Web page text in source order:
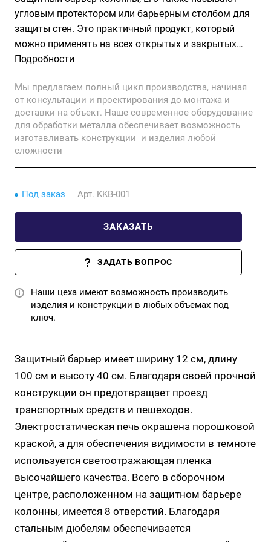
угловым протектором или барьерным столбом для
защиты стен. Это практичный продукт, который
можно применять на всех открытых и закрытых
автостоянках, входах в здания, витринах магазинов
несчастные случаи и снизить риск удара о стену.
Этот продукт особенно предпочтителен из-за
несчастных случаев на рабочих местах. Труба
диаметром 60 мм и толщиной 2,5 мм никогда не
сгибается и не перекручивается благодаря своей
прочной конструкции.
Подробности
Мы предлагаем полный цикл производства, начиная
от консультации и проектирования до монтажа и
доставки на объект. Наше современное оборудование
для обработки металла обеспечивает возможность
изготавливать конструкции и изделия любой
сложности
Под заказ Арт. KKB-001
ЗАКАЗАТЬ
ЗАДАТЬ ВОПРОС
Наши цеха имеют возможность производить
изделия и конструкции в любых объемах под
ключ.
Защитный барьер имеет ширину 12 см, длину
100 см и высоту 40 см. Благодаря своей прочной
конструкции он предотвращает проезд
транспортных средств и пешеходов.
Электростатическая печь окрашена порошковой
краской, а для обеспечения видимости в темноте
используется светоотражающая пленка
высочайшего качества. Всего в сборочном
центре, расположенном на защитном барьере
колонны, имеется 8 отверстий. Благодаря
стальным дюбелям обеспечивается